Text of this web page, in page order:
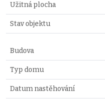
Užitná plocha
Stav objektu
Budova
Typ domu
Datum nastěhování